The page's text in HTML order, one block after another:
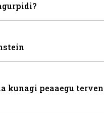
kunagi peaaegu